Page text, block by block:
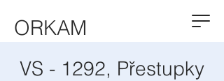
ORKAM
VS - 1292, Přestupky